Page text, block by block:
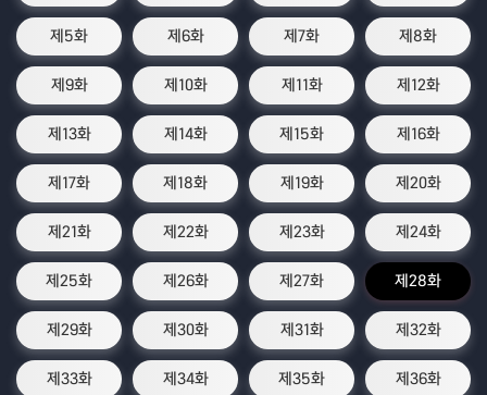
제5화 제6화 제7화 제8화
제9화 제10화 제11화 제12화
제13화 제14화 제15화 제16화
제17화 제18화 제19화 제20화
제21화 제22화 제23화 제24화
제25화 제26화 제27화 제28화
제29화 제30화 제31화 제32화
제33화 제34화 제35화 제36화